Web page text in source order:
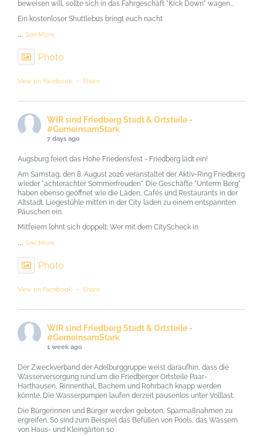
beweisen will, sollte sich in das Fahrgeschäft "Kick Down" wagen...
Ein kostenloser Shuttlebus bringt euch nacht
... See More
Photo
View on Facebook · Share
WIR sind Friedberg Stadt & Ortsteile -
#GemeinsamStark
7 days ago
Augsburg feiert das Hohe Friedensfest - Friedberg lädt ein!
Am Samstag, den 8. August 2026 veranstaltet der Aktiv-Ring Friedberg
wieder "achterachter Sommerfreuden". Die Geschäfte "Unterm Berg"
haben ebenso geöffnet wie die Läden, Cafés und Restaurants in der
Altstadt. Liegestühle mitten in der City laden zu einem entspannten
Päuschen ein.
Mitfeiern lohnt sich doppelt: Wer mit dem CityScheck in
... See More
Photo
View on Facebook · Share
WIR sind Friedberg Stadt & Ortsteile -
#GemeinsamStark
1 week ago
Der Zweckverband der Adelburggruppe weist daraufhin, dass die
Wasserversorgung rund um die Friedberger Ortsteile Paar-
Harthausen, Rinnenthal, Bachern und Rohrbach knapp werden
könnte. Die Wasserpumpen laufen derzeit pausenlos unter Volllast.
Die Bürgerinnen und Bürger werden gebeten, Sparmaßnahmen zu
ergreifen. So sind zum Beispiel das Befüllen von Pools, das Wässern
von Haus- und Kleingärten so